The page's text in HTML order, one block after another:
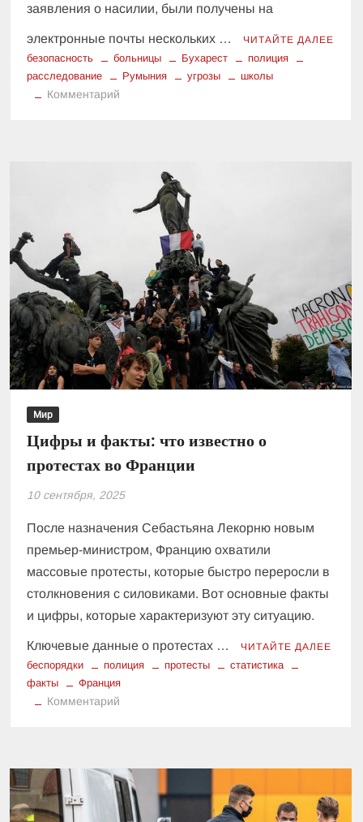
заявления о насилии, были получены на
электронные почты нескольких … ЧИТАЙТЕ ДАЛЕЕ
безопасность больницы Бухарест
полиция
расследование
Румыния угрозы школы
Комментарий
больницах
анонимных
угроз
Мир
Цифры и факты: что известно о
протестах во Франции
10 сентября, 2025
После назначения Себастьяна Лекорню новым
премьер-министром, Францию охватили
массовые протесты, которые быстро переросли в
столкновения с силовиками. Вот основные факты
и цифры, которые характеризуют эту ситуацию.
Ключевые данные о протестах … ЧИТАЙТЕ ДАЛЕЕ
беспорядки полиция протесты
статистика
факты
Франция
Комментарий
что
известно
о